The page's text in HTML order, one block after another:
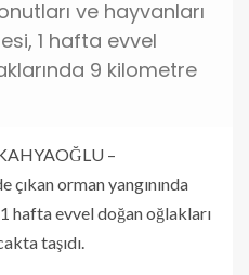
ve hayvanları
1 hafta evvel
9 kilometre
–
çıkan orman yangınında
hafta evvel doğan oğlakları
taşıdı.